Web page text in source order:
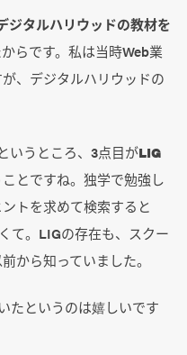
ジタルハリウッドの教材を
らです。私は当時Web業
、デジタルハリウッドの
いうところ、3点目がLIG
ことですね。独学で勉強し
トを求めて検索すると
て。LIGの存在も、スクー
から知っていました。
たというのは嬉しいです